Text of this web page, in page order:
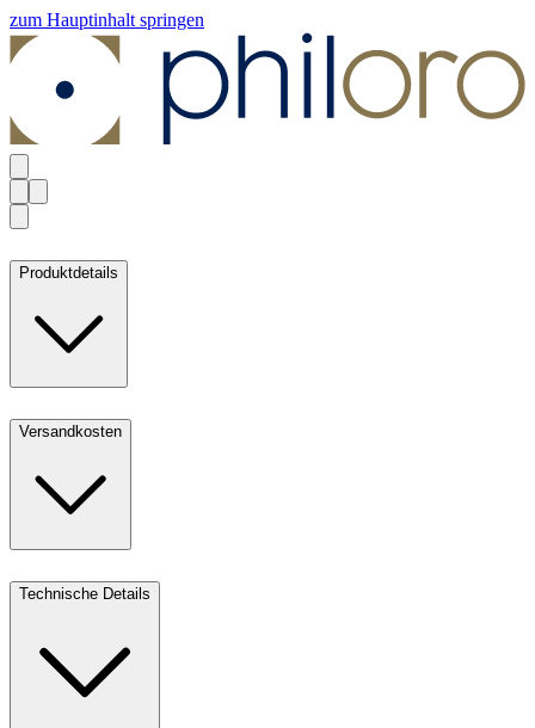
zum Hauptinhalt springen
Produktdetails
Versandkosten
Technische Details